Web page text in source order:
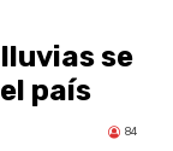
se
país
84